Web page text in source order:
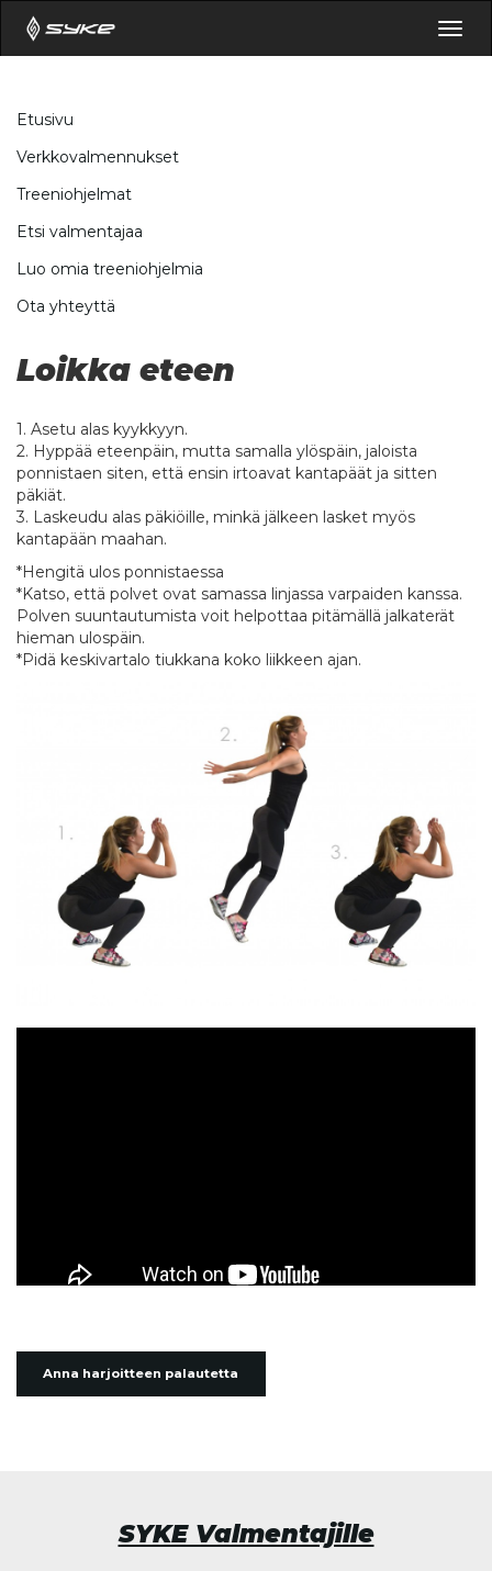
Etusivu
Verkkovalmennukset
Treeniohjelmat
Etsi valmentajaa
Luo omia treeniohjelmia
Ota yhteyttä
Loikka eteen
1. Asetu alas kyykkyyn.
2. Hyppää eteenpäin, mutta samalla ylöspäin, jaloista
ponnistaen siten, että ensin irtoavat kantapäät ja sitten
päkiät.
3. Laskeudu alas päkiöille, minkä jälkeen lasket myös
kantapään maahan.
*Hengitä ulos ponnistaessa
*Katso, että polvet ovat samassa linjassa varpaiden kanssa.
Polven suuntautumista voit helpottaa pitämällä jalkaterät
hieman ulospäin.
*Pidä keskivartalo tiukkana koko liikkeen ajan.
Anna harjoitteen palautetta
SYKE Valmentajille